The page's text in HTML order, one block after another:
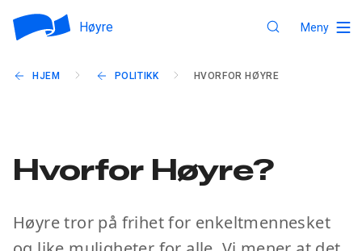
Høyre Meny
HJEM POLITIKK HVORFOR HØYRE
Hvorfor Høyre?
Høyre tror på frihet for enkeltmennesket